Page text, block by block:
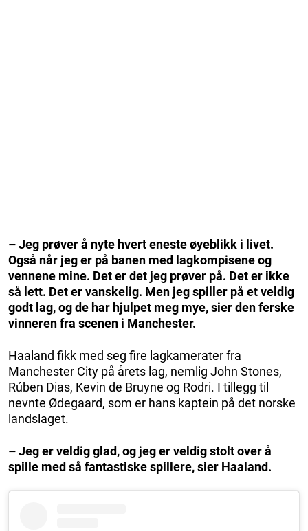
– Jeg prøver å nyte hvert eneste øyeblikk i livet.
Også når jeg er på banen med lagkompisene og
vennene mine. Det er det jeg prøver på. Det er ikke
så lett. Det er vanskelig. Men jeg spiller på et veldig
godt lag, og de har hjulpet meg mye, sier den ferske
vinneren fra scenen i Manchester.
Haaland fikk med seg fire lagkamerater fra
Manchester City på årets lag, nemlig John Stones,
Rúben Dias, Kevin de Bruyne og Rodri. I tillegg til
nevnte Ødegaard, som er hans kaptein på det norske
landslaget.
– Jeg er veldig glad, og jeg er veldig stolt over å
spille med så fantastiske spillere, sier Haaland.